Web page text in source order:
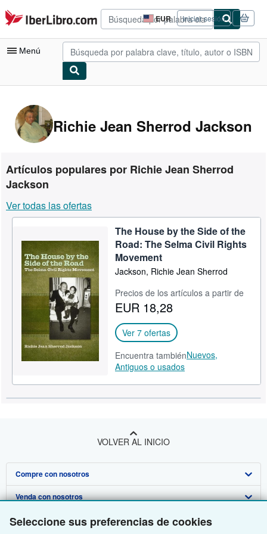
Seleccione sus preferencias de cookies
Pasar al contenido principal
IberLibro.com EUR
Preferencias
de
compra
del
Iniciar sesión
Menú
Consultar mis pedidos
Búsqueda avanzada
Libros antiguos
Arte y coleccionismo
Vendedores
Comenzar a vender
Ayuda
Richie Jean Sherrod Jackson
Artículos populares por Richie Jean Sherrod
Jackson
Ver todas las ofertas
The House by the Side of the
Road: The Selma Civil Rights
Movement
Jackson, Richie Jean Sherrod
Precios de los artículos a partir de
EUR 18,28
Ver 7 ofertas
Encuentra tambiénNuevos,
Antiguos o usados
VOLVER AL INICIO
Compre con nosotros
Búsqueda avanzada
Colecciones
Venda con nosotros
Comenzar a vender
Sobre nosotros